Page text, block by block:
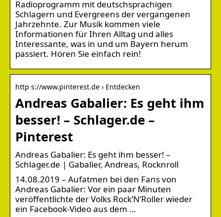
Radioprogramm mit deutschsprachigen
Schlagern und Evergreens der vergangenen
Jahrzehnte. Zur Musik kommen viele
Informationen für Ihren Alltag und alles
Interessante, was in und um Bayern herum
passiert. Hören Sie einfach rein!
http s://www.pinterest.de › Entdecken
Andreas Gabalier: Es geht ihm
besser! – Schlager.de –
Pinterest
Andreas Gabalier: Es geht ihm besser! –
Schlager.de | Gabalier, Andreas, Rocknroll
14.08.2019 – Aufatmen bei den Fans von
Andreas Gabalier: Vor ein paar Minuten
veröffentlichte der Volks Rock’N’Roller wieder
ein Facebook-Video aus dem …